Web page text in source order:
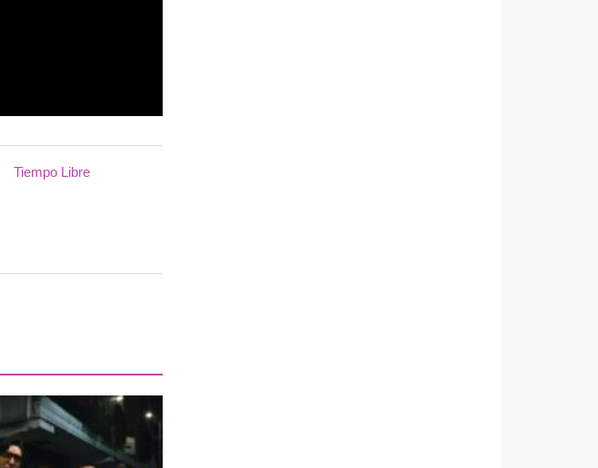
Tiempo Libre